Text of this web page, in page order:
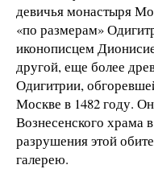
девичья монастыря
«по размерам»
иконописцем
другой, еще более
Одигитрии,
Москве в 1482 году.
Вознесенского храма
разрушения этой
галерею.